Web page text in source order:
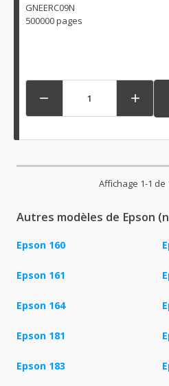
GNEERC09N
500000 pages
 
Affichage 1-1 de
Autres modèles de Epson
Epson 160
Epson 161
Epson 164
Epson 181
Epson 183